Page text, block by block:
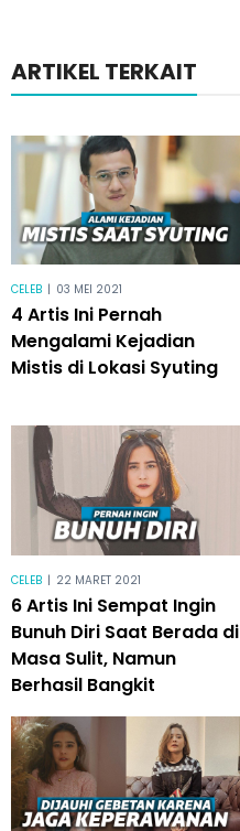
ARTIKEL TERKAIT
CELEB | 03 MEI 2021
4 Artis Ini Pernah
Mengalami Kejadian
Mistis di Lokasi Syuting
CELEB | 22 MARET 2021
6 Artis Ini Sempat Ingin
Bunuh Diri Saat Berada di
Masa Sulit, Namun
Berhasil Bangkit